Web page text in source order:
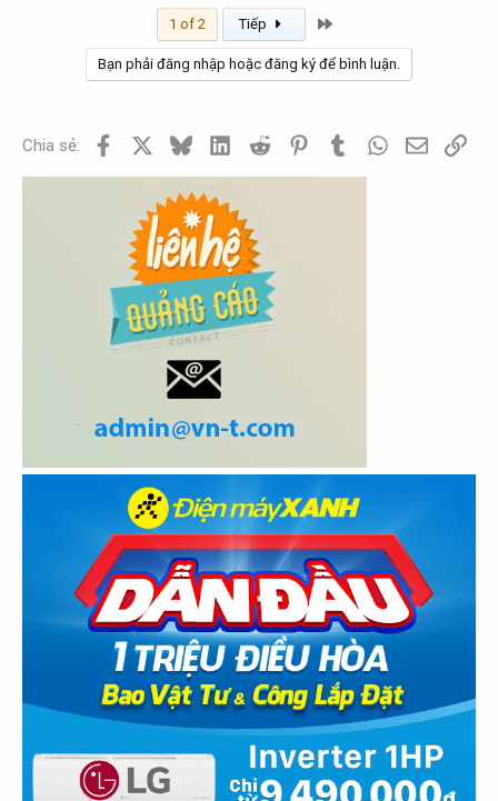
t
1 of 2 Tiếp
Bạn phải đăng nhập hoặc đăng ký để bình luận.
Chia sẻ: Facebook BlueskyLinkedInReddit PinterestTumblrWhatsApp
EmailLink